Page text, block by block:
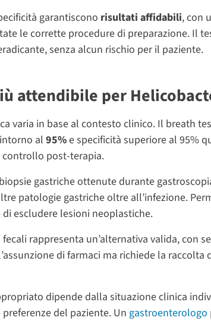
garantiscono risultati affidabili, con
le corrette procedure di preparazione. Il
senza alcun rischio per il paziente.
attendibile per
varia in base al contesto clinico. Il breath
al95%e specificità superiore al 95%
post-terapia.
gastriche ottenute durante
patologie gastriche oltre all’infezione.
escludere lesioni neoplastiche.
rappresenta un’alternativa valida, con
di farmaci ma richiede la
dipende dalla situazione clinica
del paziente. Un gastroenterologo